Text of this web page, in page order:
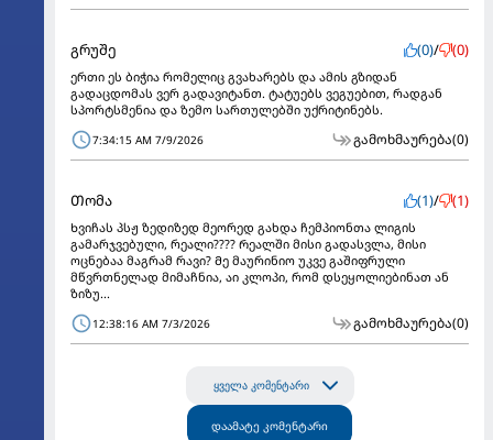
გრუშე (0)/ (0)
ერთი ეს ბიჭია რომელიც გვახარებს და ამის გზიდან
გადაცდომას ვერ გადავიტანთ. ტატუებს ვეგუებით, რადგან
სპორტსმენია და ზემო სართულებში უქრიტინებს.
7:34:15 AM 7/9/2026 გამოხმაურება(0)
Თომა (1)/ (1)
Ხვიჩას პსჟ ზედიზედ მეორედ გახდა ჩემპიონთა ლიგის
გამარჯვებული, რეალი???? Რეალში მისი გადასვლა, მისი
ოცნებაა მაგრამ რავი? Მე მაურინიო უკვე გაშიფრული
მწვრთნელად მიმაჩნია, აი კლოპი, რომ დსეყოლიებინათ ან
ზიზუ...
12:38:16 AM 7/3/2026 გამოხმაურება(0)
ყველა კომენტარი
დაამატე კომენტარი